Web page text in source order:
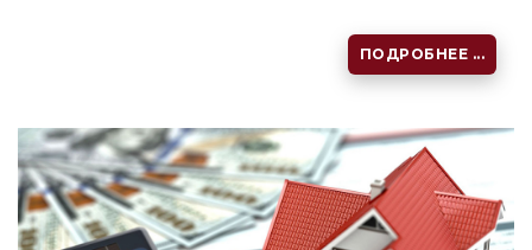
ПОДРОБНЕЕ ...